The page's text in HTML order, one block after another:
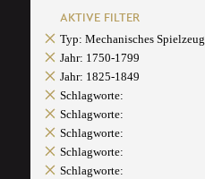
AKTIVE FILTER
Typ: Mechanisches Spielzeug
Jahr: 1750-1799
Jahr: 1825-1849
Schlagworte:
Schlagworte:
Schlagworte:
Schlagworte:
Schlagworte: